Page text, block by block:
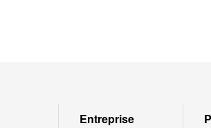
Entreprise